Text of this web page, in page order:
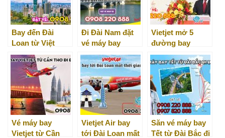
Bay đến Đài
Loan từ Việt
Nam hãng Vietjet
rẻ nhất
Đi Đài Nam đặt
vé máy bay
Vietjet là rẻ nhất
Vietjet mở 5
đường bay
thẳng đến Ấn Độ
chỉ từ 666K
Vé máy bay
Vietjet từ Cần
Vietjet Air bay
tới Đài Loan mất
Săn vé máy bay
Tết từ Đài Bắc đi